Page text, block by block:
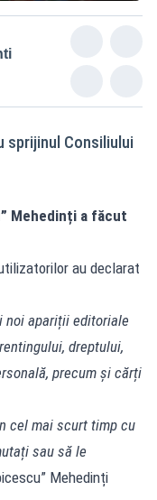
sprijinul Consiliului
Mehedinți a făcut
au declarat
noi apariții editoriale
dreptului,
precum și cărți
cel mai scurt timp cu
sau să le
Mehedinți